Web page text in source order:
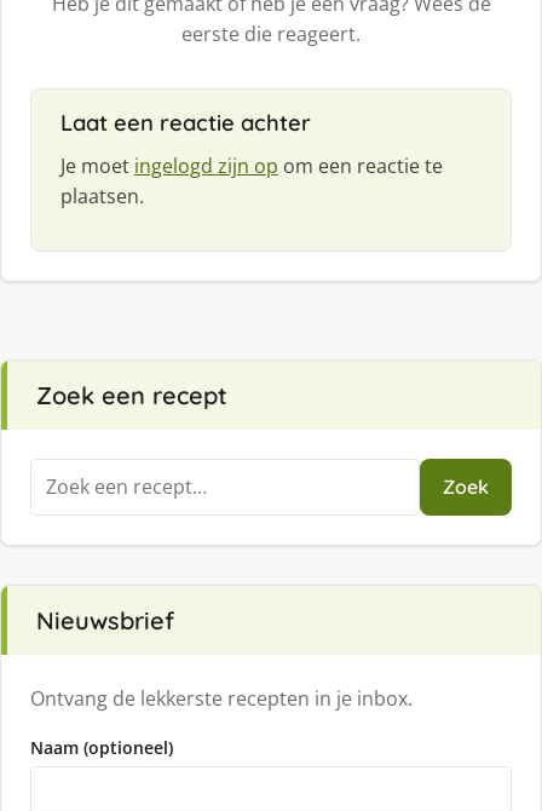
eerste die reageert.
Laat een reactie achter
Je moet ingelogd zijn op om een reactie te
plaatsen.
Zoek een recept
Zoeken
naar:
Zoek
Nieuwsbrief
Ontvang de lekkerste recepten in je inbox.
Naam (optioneel)